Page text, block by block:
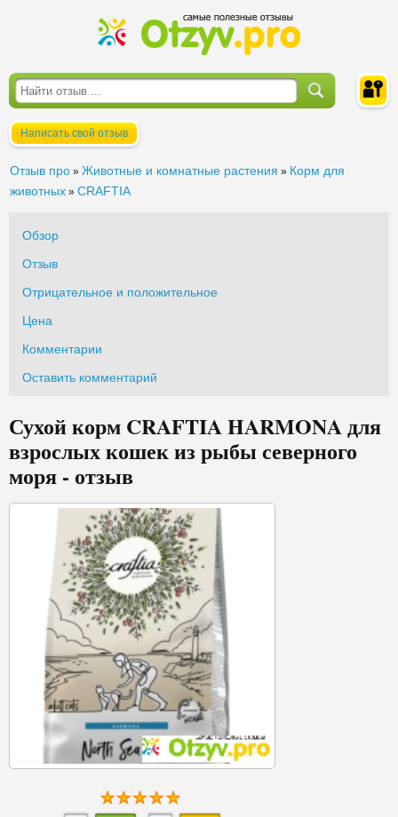
Написать свой отзыв
Отзыв про » Животные и комнатные растения » Корм для
животных » CRAFTIA
Обзор
Отзыв
Отрицательное и положительное
Цена
Комментарии
Оставить комментарий
Сухой корм CRAFTIA HARMONA для
взрослых кошек из рыбы северного
моря - отзыв